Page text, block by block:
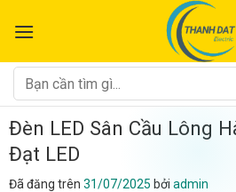
đến
dung
Tìm
kiếm:
Đèn LED Sân Cầu Lông
Đạt LED
Đã đăng trên 31/07/2025 bởi admin